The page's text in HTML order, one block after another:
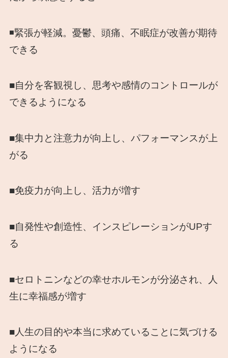
◾️緊張が軽減。憂鬱、頭痛、不眠症が改善が期待
できる
■自分を客観視し、思考や感情のコントロールが
できるようになる
■集中力と注意力が向上し、パフォーマンスが上
がる
■免疫力が向上し、活力が増す
■自発性や創造性、インスピレーションがUPす
る
■セロトニンなどの幸せホルモンが分泌され、人
生に幸福感が増す
■人生の目的や本当に求めていることに気づける
ようになる